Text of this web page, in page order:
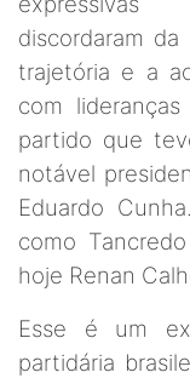
discordaram
trajetória e a
com
partido que
notável
Eduardo
como
hoje Renan
Esse é um
partidária